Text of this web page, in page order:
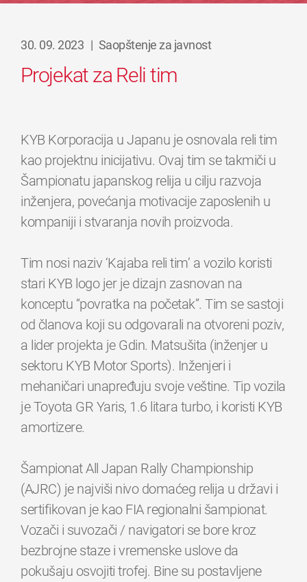
30. 09. 2023 | Saopštenje za javnost
Projekat za Reli tim
KYB Korporacija u Japanu je osnovala reli tim
kao projektnu inicijativu. Ovaj tim se takmiči u
Šampionatu japanskog relija u cilju razvoja
inženjera, povećanja motivacije zaposlenih u
kompaniji i stvaranja novih proizvoda.
Tim nosi naziv ‘Kajaba reli tim’ a vozilo koristi
stari KYB logo jer je dizajn zasnovan na
konceptu “povratka na početak”. Tim se sastoji
od članova koji su odgovarali na otvoreni poziv,
a lider projekta je Gdin. Matsušita (inženjer u
sektoru KYB Motor Sports). Inženjeri i
mehaničari unapređuju svoje veštine. Tip vozila
je Toyota GR Yaris, 1.6 litara turbo, i koristi KYB
amortizere.
Šampionat All Japan Rally Championship
(AJRC) je najviši nivo domaćeg relija u državi i
sertifikovan je kao FIA regionalni šampionat.
Vozači i suvozači / navigatori se bore kroz
bezbrojne staze i vremenske uslove da
pokušaju osvojiti trofej. Bine su postavljene